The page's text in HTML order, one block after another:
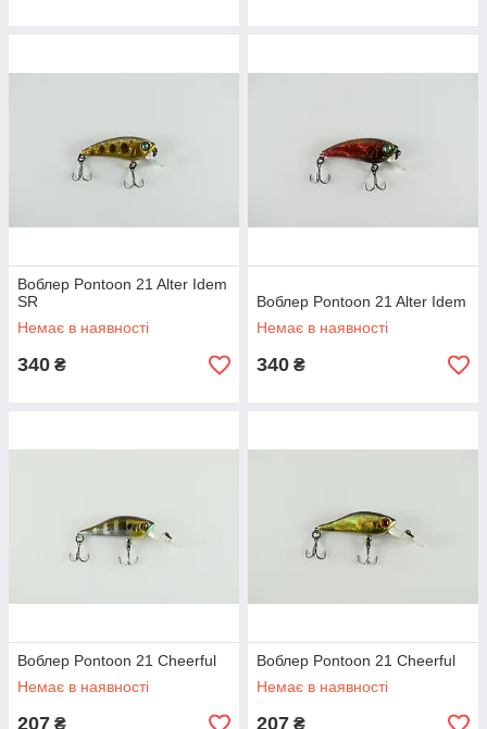
Воблер Pontoon 21 Alter Idem
SR
Немає в наявності
340 ₴
Воблер Pontoon 21 Alter Idem
Немає в наявності
340 ₴
Воблер Pontoon 21 Cheerful
Немає в наявності
207 ₴
Воблер Pontoon 21 Cheerful
Немає в наявності
207 ₴